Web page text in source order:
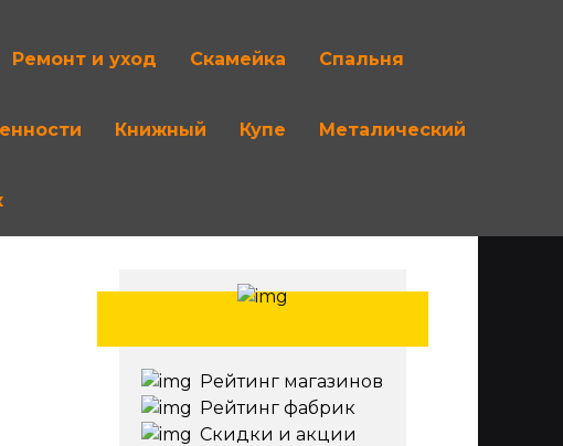
Ремонт и уход Скамейка Спальня
Книжный Купе Металический
Рейтинг магазинов
Рейтинг фабрик
Скидки и акции